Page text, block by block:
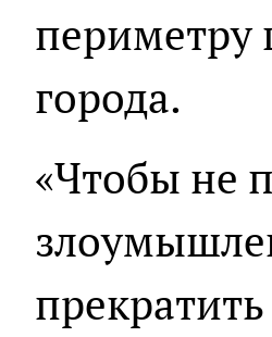
периметру
города.
«Чтобы не